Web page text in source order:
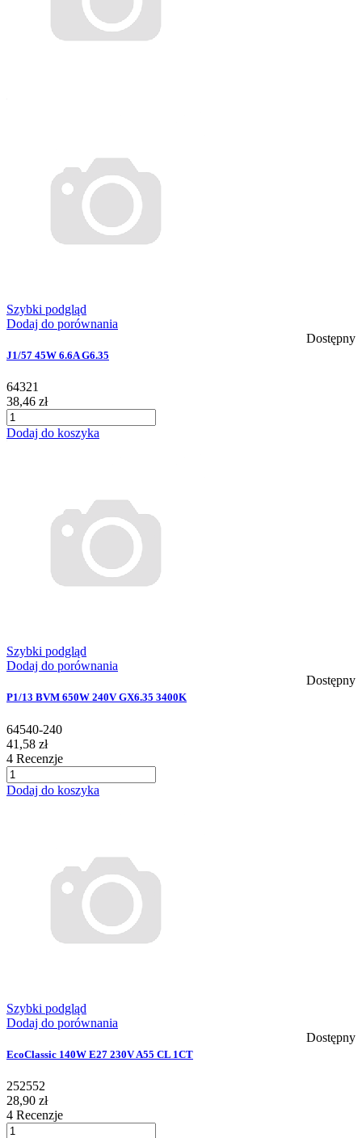
Szybki podgląd
Dodaj do porównania
Dostępny
J1/57 45W 6.6A G6.35
64321
38,46 zł
Dodaj do koszyka
Szybki podgląd
Dodaj do porównania
Dostępny
P1/13 BVM 650W 240V GX6.35 3400K
64540-240
41,58 zł
4 Recenzje
Dodaj do koszyka
Szybki podgląd
Dodaj do porównania
Dostępny
EcoClassic 140W E27 230V A55 CL 1CT
252552
28,90 zł
4 Recenzje